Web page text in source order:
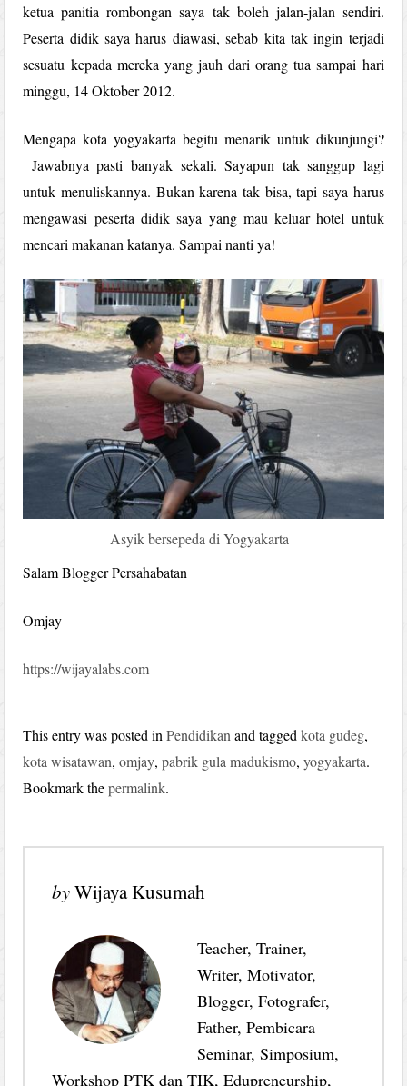
ketua panitia rombongan saya tak boleh jalan-jalan sendiri.
Peserta didik saya harus diawasi, sebab kita tak ingin terjadi
sesuatu kepada mereka yang jauh dari orang tua sampai hari
minggu, 14 Oktober 2012.
Mengapa kota yogyakarta begitu menarik untuk dikunjungi?
Jawabnya pasti banyak sekali. Sayapun tak sanggup lagi
untuk menuliskannya. Bukan karena tak bisa, tapi saya harus
mengawasi peserta didik saya yang mau keluar hotel untuk
mencari makanan katanya. Sampai nanti ya!
Asyik bersepeda di Yogyakarta
Salam Blogger Persahabatan
Omjay
https://wijayalabs.com
This entry was posted inPendidikanand taggedkota gudeg,
kota wisatawan,omjay,pabrik gula madukismo,yogyakarta.
Bookmark thepermalink.
byWijaya Kusumah
Teacher, Trainer,
Writer, Motivator,
Blogger, Fotografer,
Father, Pembicara
Seminar, Simposium,
Workshop PTK dan TIK, Edupreneurship,